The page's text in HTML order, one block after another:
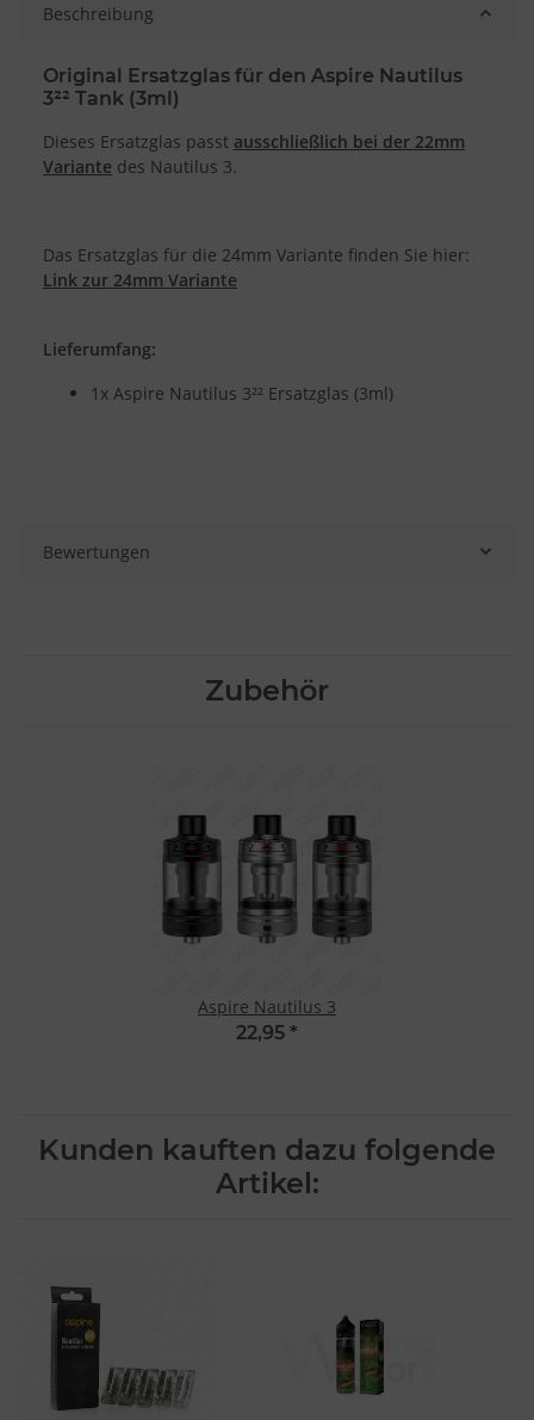
Beschreibung
Original Ersatzglas für den Aspire Nautilus
3²² Tank (3ml)
Dieses Ersatzglas passt ausschließlich bei der 22mm
Variante des Nautilus 3.
Das Ersatzglas für die 24mm Variante finden Sie hier:
Link zur 24mm Variante
Lieferumfang:
1x Aspire Nautilus 3²² Ersatzglas (3ml)
Bewertungen
Zubehör
Aspire Nautilus 3
22,95 *
Kunden kauften dazu folgende
Artikel: